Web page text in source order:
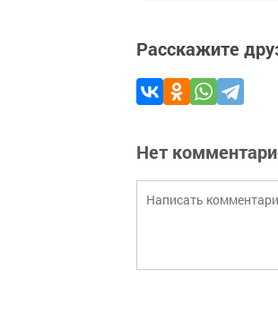
Расскажите
Нет